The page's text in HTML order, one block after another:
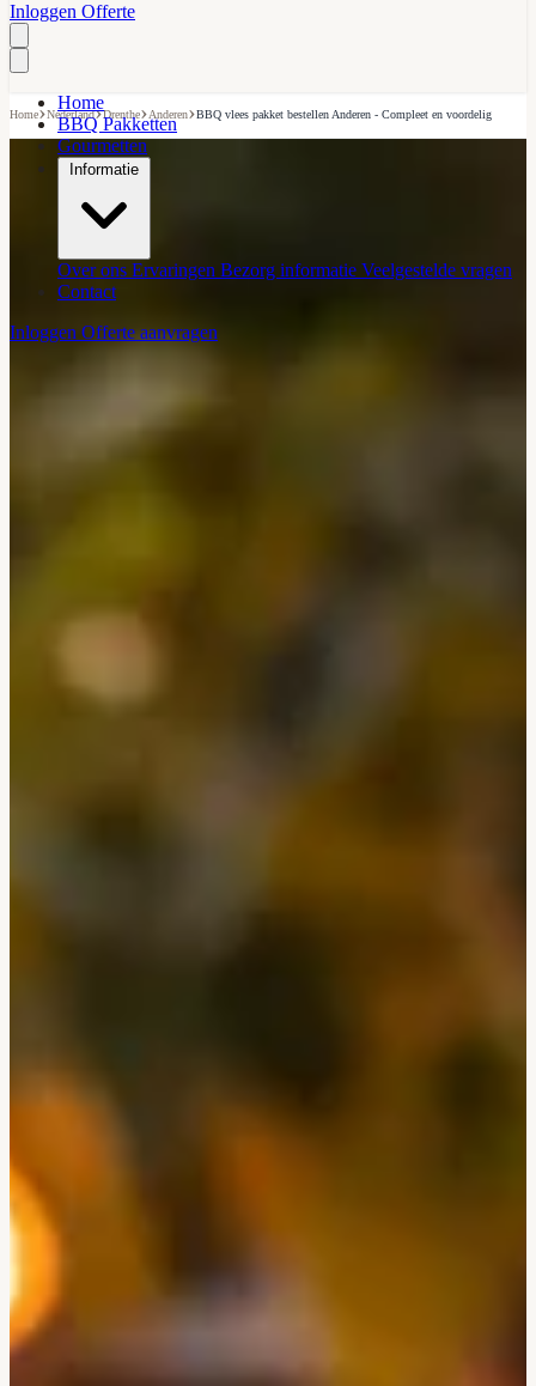
Inloggen Offerte
Home
BBQ Pakketten
Gourmetten
Informatie
Over ons Ervaringen Bezorg informatie Veelgestelde vragen
Contact
Inloggen Offerte aanvragen
Home›Nederland›Drenthe›Anderen›BBQ vlees pakket bestellen Anderen - Compleet en voordelig